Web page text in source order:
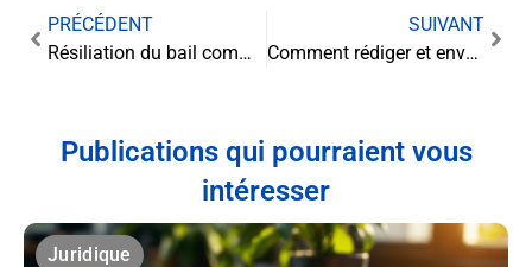
PRÉCÉDENT
Résiliation du bail commercial : L’article L145-155 et le motif grave et légitime sous la loupe
SUIVANT
Comment rédiger et envoyer une lettre de résiliation Freebox efficace
Publications qui pourraient vous
intéresser
Juridique